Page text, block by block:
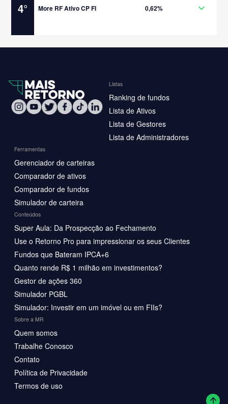
4° More RF Ativo CP FI 0,62%
Listas
Ranking de fundos
Lista de Ativos
Lista de Gestores
Lista de Administradores
Ferramentas
Gerenciador de carteiras
Comparador de ativos
Comparador de fundos
Simulador de carteira
Conteúdos
Super Aula: Da Prospecção ao Fechamento
Use o Retorno Pro para impressionar os seus Clientes
Fundos que Bateram IPCA+6
Quanto rende R$ 1 milhão em investimentos?
Gestor de ações 360
Simulador PGBL
Simulador: Investir em um imóvel ou em FIIs?
Sobre a MR
Quem somos
Trabalhe Conosco
Contato
Política de Privacidade
Termos de uso